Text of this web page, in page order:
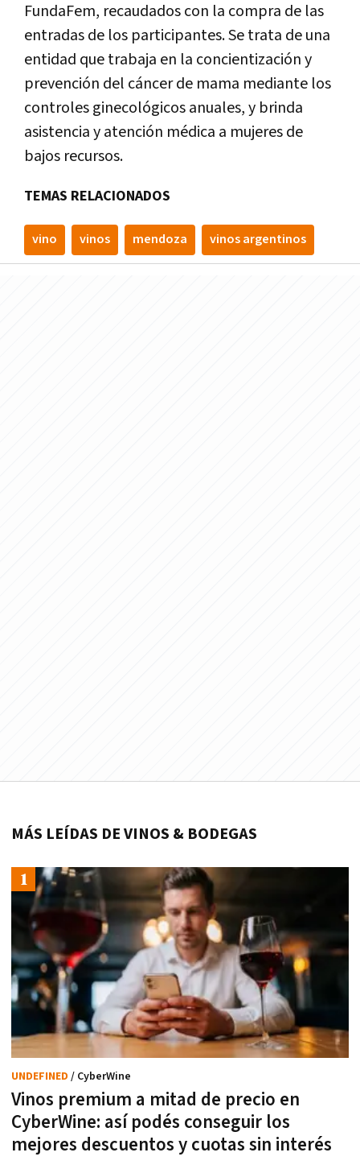
FundaFem, recaudados con la compra de las
entradas de los participantes. Se trata de una
entidad que trabaja en la concientización y
prevención del cáncer de mama mediante los
controles ginecológicos anuales, y brinda
asistencia y atención médica a mujeres de
bajos recursos.
TEMAS RELACIONADOS
vino vinos mendoza vinos argentinos
MÁS LEÍDAS DE VINOS & BODEGAS
Vinos premium a mitad de precio en
CyberWine: así podés conseguir los
mejores descuentos y cuotas sin interés
UNDEFINED / CyberWine